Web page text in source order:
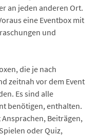
an jeden anderen Ort.
eine Eventbox mit
und
die je nach
zeitnah vor dem Event
Es sind alle
benötigen, enthalten.
Beiträgen,
oder Quiz,